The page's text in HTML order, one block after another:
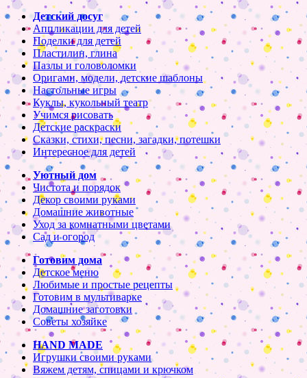
Детский досуг
Аппликации для детей
Поделки для детей
Пластилин, глина
Пазлы и головоломки
Оригами, модели, детские шаблоны
Настольные игры
Куклы, кукольный театр
Учимся рисовать
Детские раскраски
Сказки, стихи, песни, загадки, потешки
Интересное для детей
Уютный дом
Чистота и порядок
Декор своими руками
Домашние животные
Уход за комнатными цветами
Сад и огород
Готовим дома
Детское меню
Любимые и простые рецепты
Готовим в мультиварке
Домашние заготовки
Советы хозяйке
HAND MADE
Игрушки своими руками
Вяжем детям, спицами и крючком